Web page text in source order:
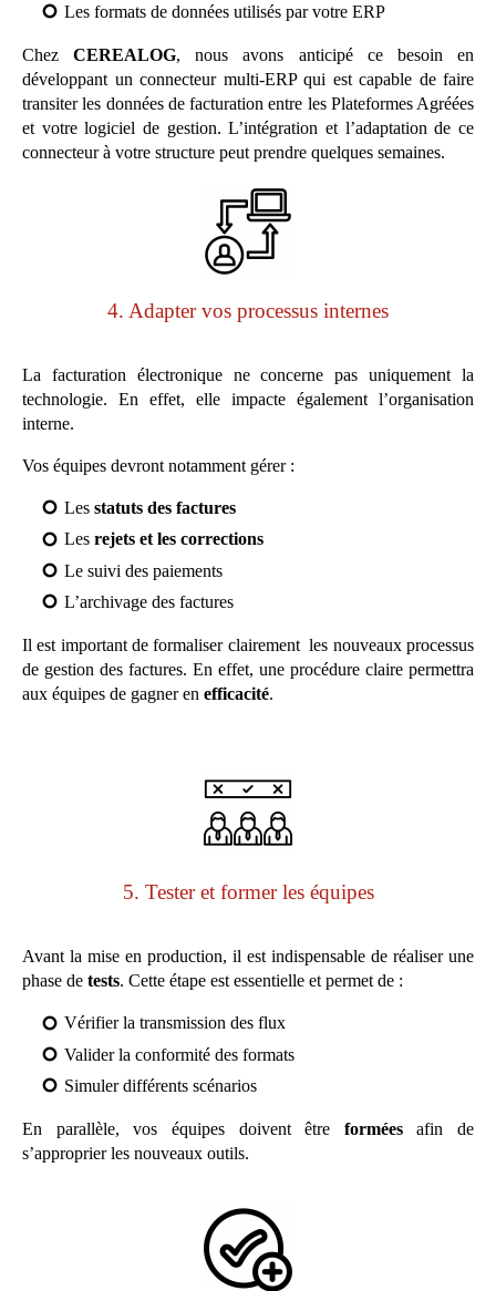
Les formats de données utilisés par votre ERP
ChezCEREALOG, nous avons anticipé ce besoin en
développant un connecteur multi-ERP qui est capable de faire
transiter les données de facturation entre les Plateformes Agréées
et votre logiciel de gestion. L’intégration et l’adaptation de ce
connecteur à votre structure peut prendre quelques semaines.
4. Adapter vos processus internes
La facturation électronique ne concerne pas uniquement la
technologie. En effet, elle impacte également l’organisation
interne.
Vos équipes devront notamment gérer :
Les statuts des factures
Les rejets et les corrections
Le suivi des paiements
L’archivage des factures
Il est important de formaliser clairement les nouveaux processus
de gestion des factures. En effet, une procédure claire permettra
aux équipes de gagner en efficacité.
5. Tester et former les équipes
Avant la mise en production, il est indispensable de réaliser une
phase de tests. Cette étape est essentielle et permet de :
Vérifier la transmission des flux
Valider la conformité des formats
Simuler différents scénarios
En parallèle, vos équipes doivent être forméesafin de
s’approprier les nouveaux outils.